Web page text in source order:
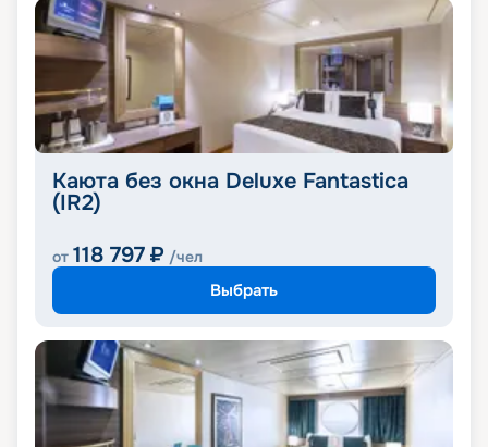
Каюта без окна Deluxe Fantastica
(IR2)
от 118 797 ₽ /чел
Выбрать